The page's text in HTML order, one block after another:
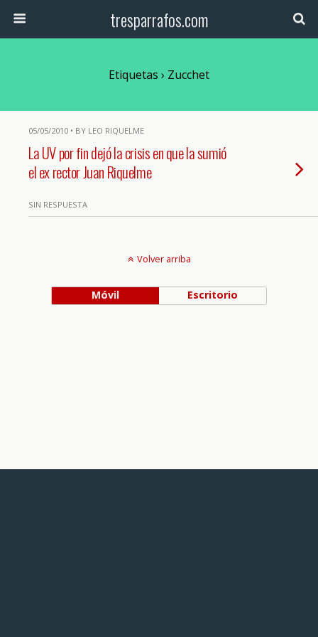
tresparrafos.com
Etiquetas › Zucchet
05/05/2010 • BY LEO RIQUELME
La UV por fin dejó la crisis en que la sumió
el ex rector Juan Riquelme
SIN RESPUESTA
Volver arriba
Móvil Escritorio